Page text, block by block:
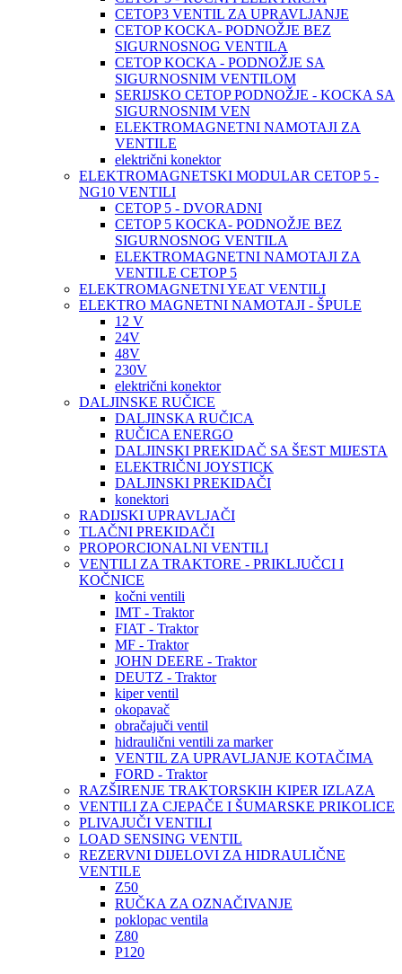
CETOP3 VENTIL ZA UPRAVLJANJE
CETOP KOCKA- PODNOŽJE BEZ
SIGURNOSNOG VENTILA
CETOP KOCKA - PODNOŽJE SA
SIGURNOSNIM VENTILOM
SERIJSKO CETOP PODNOŽJE - KOCKA SA
SIGURNOSNIM VEN
ELEKTROMAGNETNI NAMOTAJI ZA
VENTILE
električni konektor
ELEKTROMAGNETSKI MODULAR CETOP 5 -
NG10 VENTILI
CETOP 5 - DVORADNI
CETOP 5 KOCKA- PODNOŽJE BEZ
SIGURNOSNOG VENTILA
ELEKTROMAGNETNI NAMOTAJI ZA
VENTILE CETOP 5
ELEKTROMAGNETNI YEAT VENTILI
ELEKTRO MAGNETNI NAMOTAJI - ŠPULE
12 V
24V
48V
230V
električni konektor
DALJINSKE RUČICE
DALJINSKA RUČICA
RUČICA ENERGO
DALJINSKI PREKIDAČ SA ŠEST MIJESTA
ELEKTRIČNI JOYSTICK
DALJINSKI PREKIDAČI
konektori
RADIJSKI UPRAVLJAČI
TLAČNI PREKIDAČI
PROPORCIONALNI VENTILI
VENTILI ZA TRAKTORE - PRIKLJUČCI I
KOČNICE
kočni ventili
IMT - Traktor
FIAT - Traktor
MF - Traktor
JOHN DEERE - Traktor
DEUTZ - Traktor
kiper ventil
okopavač
obračajuči ventil
hidraulični ventili za marker
VENTIL ZA UPRAVLJANJE KOTAČIMA
FORD - Traktor
RAZŠIRENJE TRAKTORSKIH KIPER IZLAZA
VENTILI ZA CJEPAČE I ŠUMARSKE PRIKOLICE
PLIVAJUČI VENTILI
LOAD SENSING VENTIL
REZERVNI DIJELOVI ZA HIDRAULIČNE
VENTILE
Z50
RUČKA ZA OZNAČIVANJE
poklopac ventila
Z80
P120